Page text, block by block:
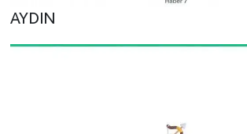
AYDIN